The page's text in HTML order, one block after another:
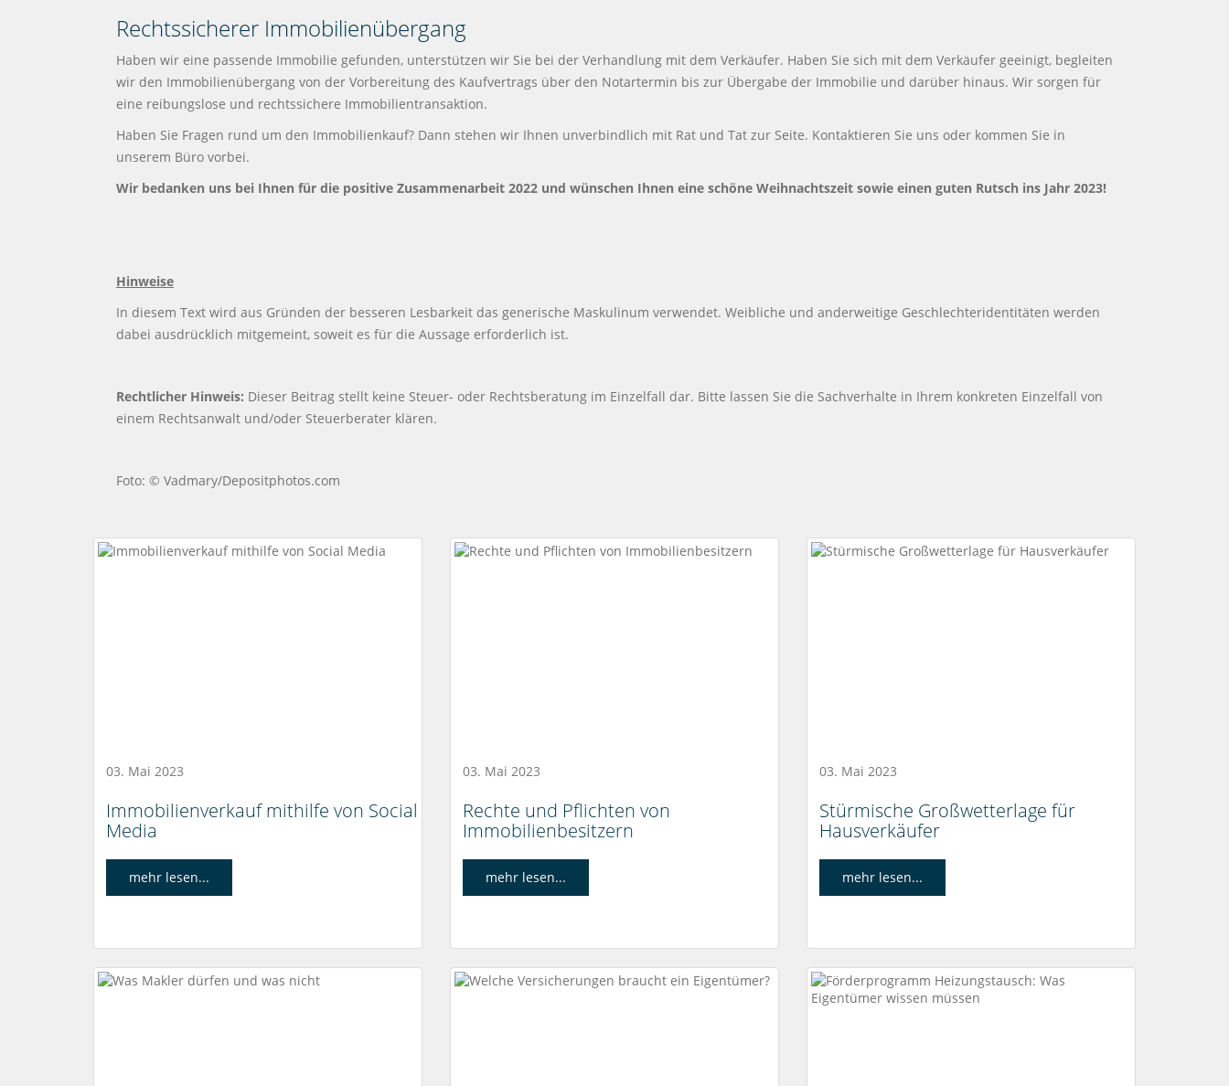
Rechtssicherer Immobilienübergang
Haben wir eine passende Immobilie gefunden, unterstützen wir Sie bei der Verhandlung mit dem Verkäufer. Haben Sie sich mit dem Verkäufer geeinigt, begleiten
wir den Immobilienübergang von der Vorbereitung des Kaufvertrags über den Notartermin bis zur Übergabe der Immobilie und darüber hinaus. Wir sorgen für
eine reibungslose und rechtssichere Immobilientransaktion.
Haben Sie Fragen rund um den Immobilienkauf? Dann stehen wir Ihnen unverbindlich mit Rat und Tat zur Seite. Kontaktieren Sie uns oder kommen Sie in
unserem Büro vorbei.
Wir bedanken uns bei Ihnen für die positive Zusammenarbeit 2022 und wünschen Ihnen eine schöne Weihnachtszeit sowie einen guten Rutsch ins Jahr 2023!
Hinweise
In diesem Text wird aus Gründen der besseren Lesbarkeit das generische Maskulinum verwendet. Weibliche und anderweitige Geschlechteridentitäten werden
dabei ausdrücklich mitgemeint, soweit es für die Aussage erforderlich ist.
Rechtlicher Hinweis: Dieser Beitrag stellt keine Steuer- oder Rechtsberatung im Einzelfall dar. Bitte lassen Sie die Sachverhalte in Ihrem konkreten Einzelfall von
einem Rechtsanwalt und/oder Steuerberater klären.
Foto: © Vadmary/Depositphotos.com
03. Mai 2023
Immobilienverkauf mithilfe von Social
Media
mehr lesen...
03. Mai 2023
Rechte und Pflichten von
Immobilienbesitzern
mehr lesen...
03. Mai 2023
Stürmische Großwetterlage für
Hausverkäufer
mehr lesen...